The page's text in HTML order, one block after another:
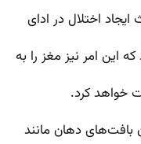
اختلال در ادای
امر نیز مغز را به
خواهد کرد.
بافت‌های دهان مانند